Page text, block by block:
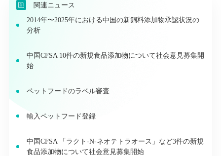
関連ニュース
2014年〜2025年における中国の新飼料添加物承認状況の
分析
中国CFSA 10件の新規食品添加物について社会意見募集開
始
ペットフードのラベル審査
輸入ペットフード登録
中国CFSA 「ラクト-N-ネオテトラオース」など3件の新規
食品添加物について社会意見募集開始